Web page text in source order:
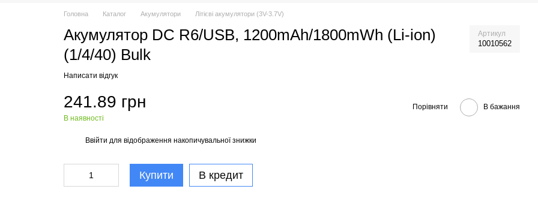
Головна Каталог Акумулятори Літієві акумулятори (3V-3.7V)
Акумулятор DC R6/USB, 1200mAh/1800mWh (Li-ion)
(1/4/40) Bulk
Артикул
10010562
Написати відгук
241.89 грн
В наявності
Порівняти В бажання
Ввійти для відображення накопичувальної знижки
Купити В кредит